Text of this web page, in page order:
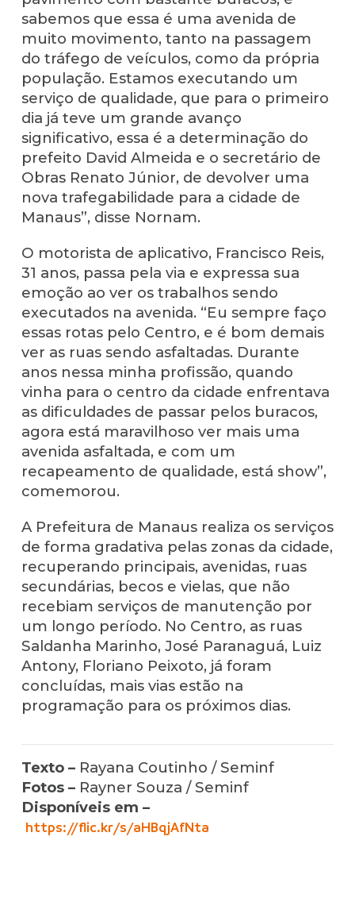
sabemos que essa é uma avenida de
muito movimento, tanto na passagem
do tráfego de veículos, como da própria
população. Estamos executando um
serviço de qualidade, que para o primeiro
dia já teve um grande avanço
significativo, essa é a determinação do
prefeito David Almeida e o secretário de
Obras Renato Júnior, de devolver uma
nova trafegabilidade para a cidade de
Manaus”, disse Nornam.
O motorista de aplicativo, Francisco Reis,
31 anos, passa pela via e expressa sua
emoção ao ver os trabalhos sendo
executados na avenida. “Eu sempre faço
essas rotas pelo Centro, e é bom demais
ver as ruas sendo asfaltadas. Durante
anos nessa minha profissão, quando
vinha para o centro da cidade enfrentava
as dificuldades de passar pelos buracos,
agora está maravilhoso ver mais uma
avenida asfaltada, e com um
recapeamento de qualidade, está show”,
comemorou.
A Prefeitura de Manaus realiza os serviços
de forma gradativa pelas zonas da cidade,
recuperando principais, avenidas, ruas
secundárias, becos e vielas, que não
recebiam serviços de manutenção por
um longo período. No Centro, as ruas
Saldanha Marinho, José Paranaguá, Luiz
Antony, Floriano Peixoto, já foram
concluídas, mais vias estão na
programação para os próximos dias.
Texto –Rayana Coutinho / Seminf
Fotos –Rayner Souza / Seminf
Disponíveis em –
https://flic.kr/s/aHBqjAfNta